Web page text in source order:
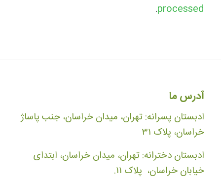
processed
.
آدرس ما
ادبستان پسرانه: تهران، میدان خراسان، جنب پاساژ
خراسان، پلاک ۳۱
ادبستان دخترانه: تهران، میدان خراسان، ابتدای
خیابان خراسان، پلاک ۱۱.